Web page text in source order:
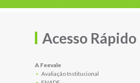
Acesso Rápido
A Feevale
Avaliação Institucional